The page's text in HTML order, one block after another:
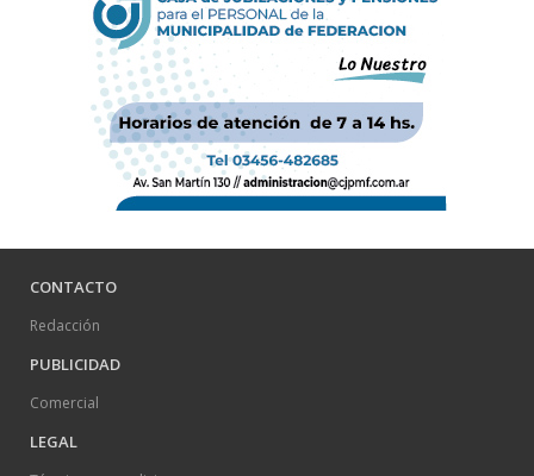
CONTACTO
Redacción
PUBLICIDAD
Comercial
LEGAL